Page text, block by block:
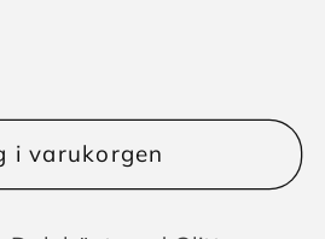
i varukorgen